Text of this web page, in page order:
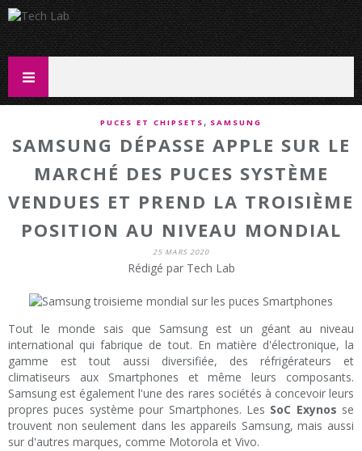
PUCES ET CHIPSETS , SAMSUNG
SAMSUNG DÉPASSE APPLE SUR LE
MARCHÉ DES PUCES SYSTÈME
VENDUES ET PREND LA TROISIÈME
POSITION AU NIVEAU MONDIAL
25 MARS 2020
Rédigé par Tech Lab
Tout le monde sais que Samsung est un géant au niveau
international qui fabrique de tout. En matière d'électronique, la
gamme est tout aussi diversifiée, des réfrigérateurs et
climatiseurs aux Smartphones et même leurs composants.
Samsung est également l'une des rares sociétés à concevoir leurs
propres puces système pour Smartphones. Les SoC Exynos se
trouvent non seulement dans les appareils Samsung, mais aussi
sur d'autres marques, comme Motorola et Vivo.